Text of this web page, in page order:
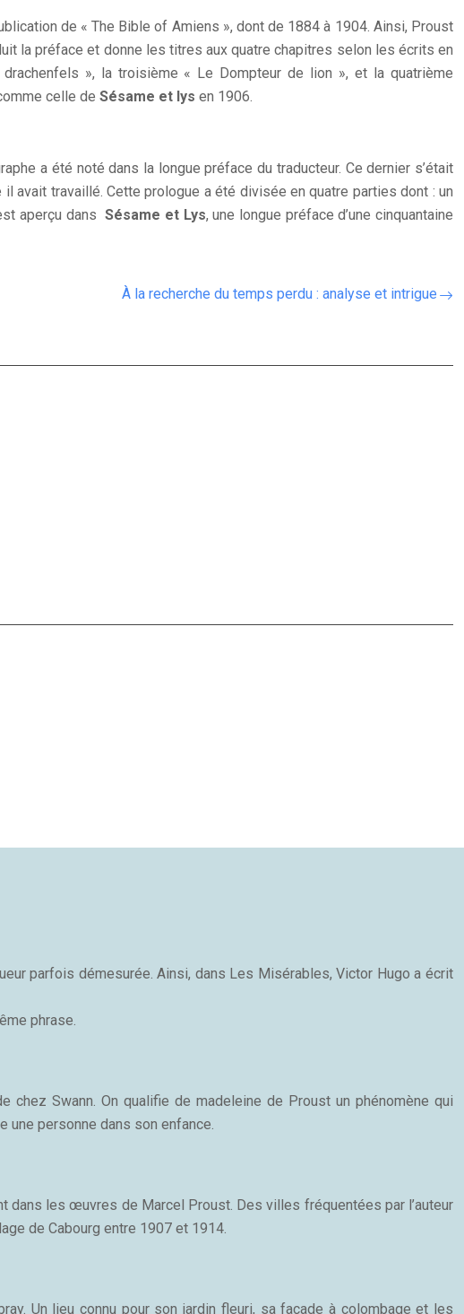
de « The Bible of Amiens », dont de 1884 à 1904. Ainsi, Proust
la préface et donne les titres aux quatre chapitres selon les écrits en
», la troisième « Le Dompteur de lion », et la quatrième
celle de Sésame et lys en 1906.
a été noté dans la longue préface du traducteur. Ce dernier s’était
avait travaillé. Cette prologue a été divisée en quatre parties dont : un
aperçu dansSésame et Lys, une longue préface d’une cinquantaine
À la recherche du temps perdu : analyse et intrigue
parfois démesurée. Ainsi, dans Les Misérables, Victor Hugo a écrit
phrase.
Swann. On qualifie de madeleine de Proust un phénomène qui
personne dans son enfance.
dans les œuvres de Marcel Proust. Des villes fréquentées par l’auteur
de Cabourg entre 1907 et 1914.
Un lieu connu pour son jardin fleuri, sa façade à colombage et les